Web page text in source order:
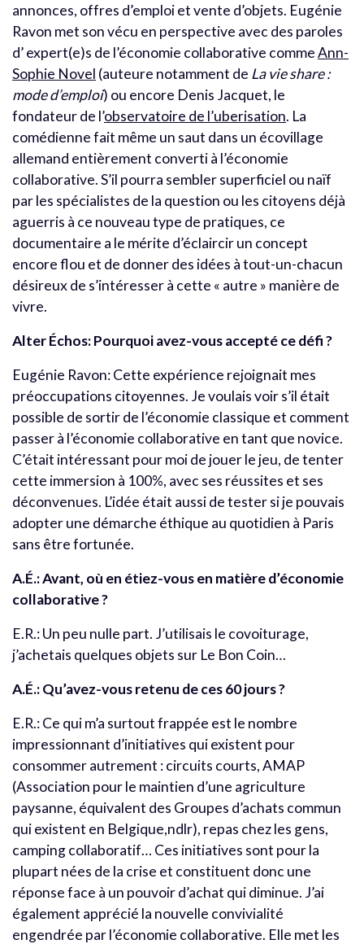
annonces, offres d’emploi et vente d’objets. Eugénie
Ravon met son vécu en perspective avec des paroles
d’ expert(e)s de l’économie collaborative commeAnn-
Sophie Novel (auteure notamment de La vie share :
mode d’emploi) ou encore Denis Jacquet, le
fondateur de l’observatoire de l’uberisation. La
comédienne fait même un saut dans un écovillage
allemand entièrement converti à l’économie
collaborative. S’il pourra sembler superficiel ou naïf
par les spécialistes de la question ou les citoyens déjà
aguerris à ce nouveau type de pratiques, ce
documentaire a le mérite d’éclaircir un concept
encore flou et de donner des idées à tout-un-chacun
désireux de s’intéresser à cette « autre » manière de
vivre.
Alter Échos: Pourquoi avez-vous accepté ce défi ?
Eugénie Ravon: Cette expérience rejoignait mes
préoccupations citoyennes. Je voulais voir s’il était
possible de sortir de l’économie classique et comment
passer à l’économie collaborative en tant que novice.
C’était intéressant pour moi de jouer le jeu, de tenter
cette immersion à 100%, avec ses réussites et ses
déconvenues. L’idée était aussi de tester si je pouvais
adopter une démarche éthique au quotidien à Paris
sans être fortunée.
A.É.: Avant, où en étiez-vous en matière d’économie
collaborative ?
E.R.: Un peu nulle part. J’utilisais le covoiturage,
j’achetais quelques objets sur Le Bon Coin…
A.É.: Qu’avez-vous retenu de ces 60 jours ?
E.R.: Ce qui m’a surtout frappée est le nombre
impressionnant d’initiatives qui existent pour
consommer autrement : circuits courts, AMAP
(Association pour le maintien d’une agriculture
paysanne, équivalent des Groupes d’achats commun
qui existent en Belgique,ndlr), repas chez les gens,
camping collaboratif… Ces initiatives sont pour la
plupart nées de la crise et constituent donc une
réponse face à un pouvoir d’achat qui diminue. J’ai
également apprécié la nouvelle convivialité
engendrée par l’économie collaborative. Elle met les